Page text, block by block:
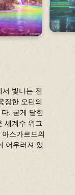
빛나는 전
장한 오딘의
. 굳게 닫힌
세계수 위그
스가르드의
어우러져 있